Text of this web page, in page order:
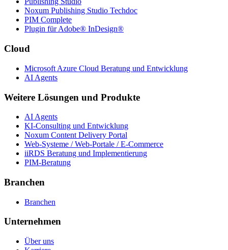
Noxum Publishing Studio Techdoc
PIM Complete
Plugin für Adobe® InDesign®
Cloud
Microsoft Azure Cloud Beratung und Entwicklung
AI Agents
Weitere Lösungen und Produkte
AI Agents
KI-Consulting und Entwicklung
Noxum Content Delivery Portal
Web-Systeme / Web-Portale / E-Commerce
iiRDS Beratung und Implementierung
PIM-Beratung
Branchen
Branchen
Unternehmen
Über uns